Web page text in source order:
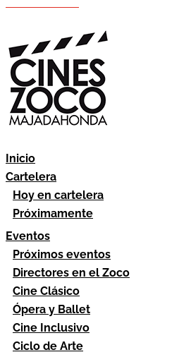
Inicio
Cartelera
Hoy en cartelera
Próximamente
Eventos
Próximos eventos
Directores en el Zoco
Cine Clásico
Ópera y Ballet
Cine Inclusivo
Ciclo de Arte